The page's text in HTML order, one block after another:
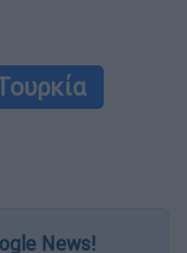
News!